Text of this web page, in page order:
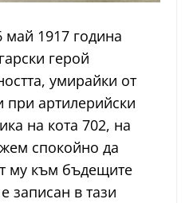
1917 година
герой
умирайки от
при артилерийски
на кота 702, на
спокойно да
му към бъдещите
записан в тази